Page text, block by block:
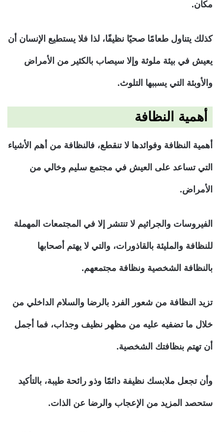
مكان.
كذلك يتناول طعامًا صحيًا نظيفًا، لذا فلا يستطيع الإنسان أن
يعيش في بيئة ملوثة وإلا سيصاب بالكثير من الأمراض
والأوبئة التي يسببها التلوث.
أهمية النظافة
أهمية النظافة وفوائدها لا تنقطع، فالنظافة من أهم الأشياء
التي تساعد على العيش في مجتمع سليم وخالي من
الأمراض.
الفيروسات والجراثيم لا تنتشر إلا في المجتمعات المهملة
للنظافة والمليئة بالقاذورات، والتي لا يهتم أصحابها
بالنظافة الشخصية ونظافة مجتمعهم.
تزيد النظافة من شعور الفرد بالرضا والسلام الداخلي من
خلال ما تضفيه عليه من مظهر نظيف وجذاب، فما أجمل
أن تهتم بنظافتك الشخصية.
وأن تجعل ملابسك نظيفة دائمًا وذو رائحة طيبة، بالتأكيد
ستحصد المزيد من الإعجاب والرضا عن الذات.